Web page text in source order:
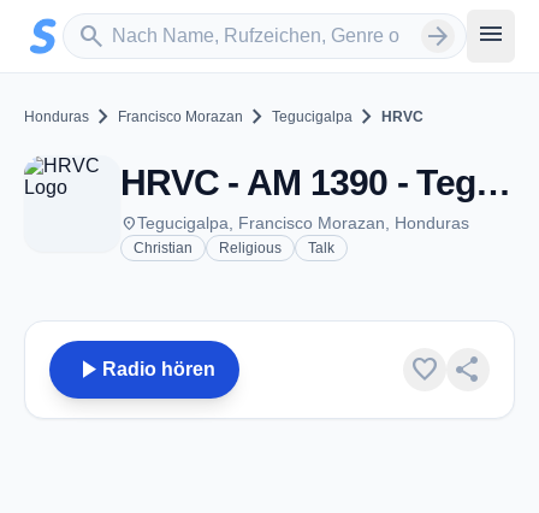
Zum Hauptinhalt springen
search
Sender suchen arrow_forward menu
Honduras chevron_right Francisco Morazan chevron_right Tegucigalpa chevron_right HRVC
HRVC - AM 1390 - Tegucigalpa
placeTegucigalpa, Francisco Morazan, Honduras
Christian Religious Talk
play_arrow Radio hören favorite share